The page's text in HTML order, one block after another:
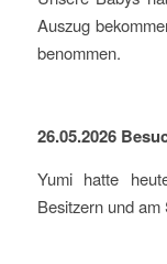
Auszug
benommen.
26.05.2026
Yumi hatte
Besitzern und